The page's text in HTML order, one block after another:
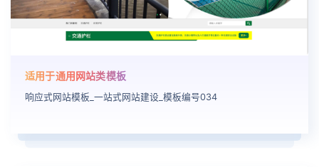
适用于通用网站类模板
响应式网站模板_一站式网站建设_模板编号034